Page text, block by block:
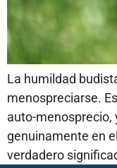
La humildad
menospreciarse.
auto-menosprecio,
genuinamente en
verdadero